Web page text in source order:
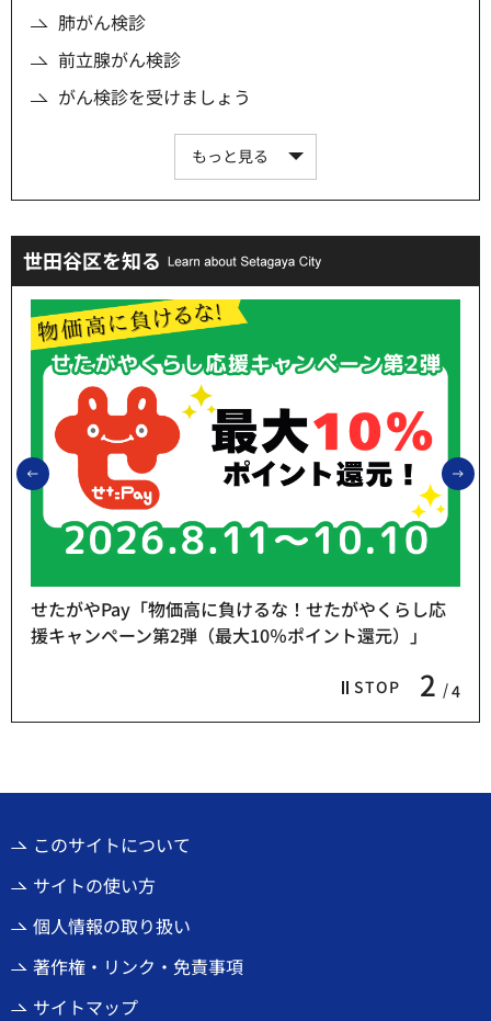
肺がん検診
前立腺がん検診
がん検診を受けましょう
もっと見る
世田谷区を知る
前のスライドを表示
STOP 3 4
せたがやPay「物価高に負けるな！せたがやくらし応
援キャンペーン第2弾（最大10％ポイント還元）」
このサイトについて
サイトの使い方
個人情報の取り扱い
著作権・リンク・免責事項
サイトマップ